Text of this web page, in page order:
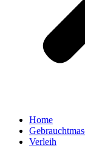
Home
Verleih